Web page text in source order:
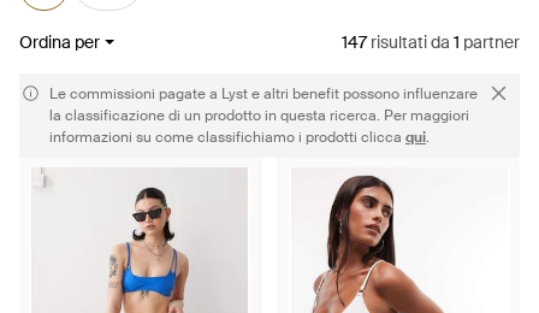
Ordina per 147risultatida 1 partner
Le commissioni pagate a Lyst e altri benefit possono influenzare
la classificazione di un prodotto in questa ricerca. Per maggiori
informazioni su come classifichiamo i prodotti clicca qui.